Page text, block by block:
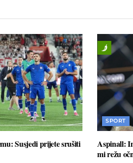
Susjedi prijete srušiti
SPORT
Aspinall:
mi režu